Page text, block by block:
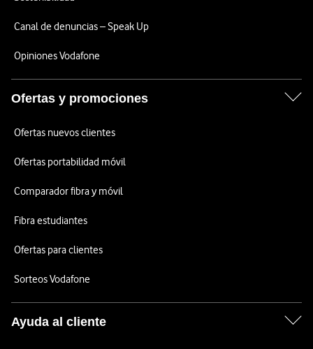
Canal de denuncias – Speak Up
Opiniones Vodafone
Ofertas y promociones
Ofertas nuevos clientes
Ofertas portabilidad móvil
Comparador fibra y móvil
Fibra estudiantes
Ofertas para clientes
Sorteos Vodafone
Ayuda al cliente